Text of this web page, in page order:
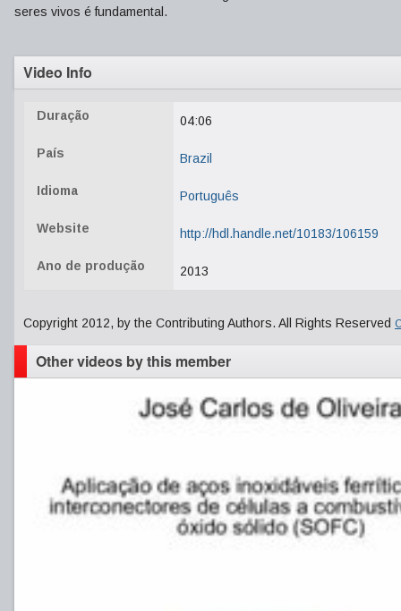
seres vivos é fundamental.
Video Info
Duração 04:06
País Brazil
Idioma Português
Website http://hdl.handle.net/10183/106159
Ano de produção 2013
Copyright 2012, by the Contributing Authors. All Rights Reserved
Other videos by this member